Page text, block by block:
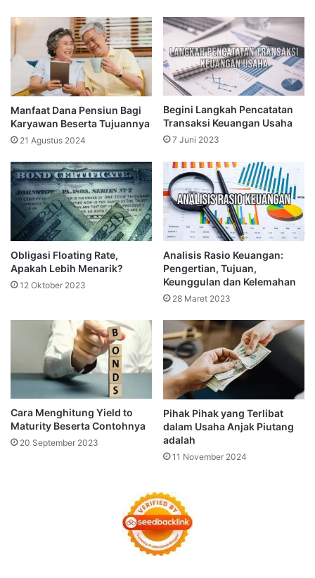
Manfaat Dana Pensiun Bagi
Karyawan Beserta Tujuannya
21 Agustus 2024
Begini Langkah Pencatatan
Transaksi Keuangan Usaha
7 Juni 2023
Obligasi Floating Rate,
Apakah Lebih Menarik?
12 Oktober 2023
Analisis Rasio Keuangan:
Pengertian, Tujuan,
Keunggulan dan Kelemahan
28 Maret 2023
Cara Menghitung Yield to
Maturity Beserta Contohnya
20 September 2023
Pihak Pihak yang Terlibat
dalam Usaha Anjak Piutang
adalah
11 November 2024